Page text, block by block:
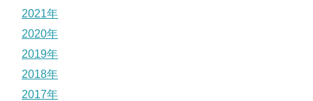
2021年
2020年
2019年
2018年
2017年